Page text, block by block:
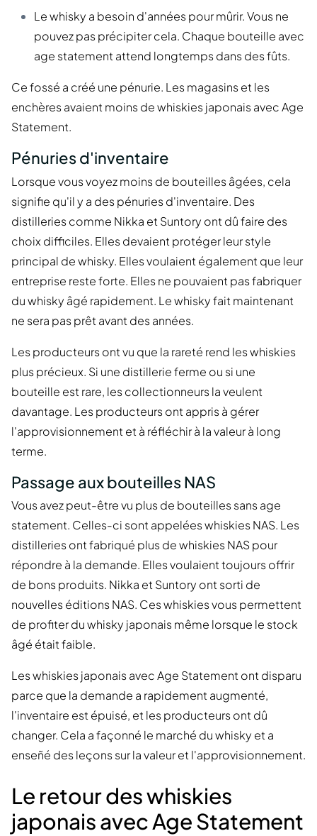
Le whisky a besoin d'années pour mûrir. Vous ne
pouvez pas précipiter cela. Chaque bouteille avec
age statement attend longtemps dans des fûts.
Ce fossé a créé une pénurie. Les magasins et les
enchères avaient moins de whiskies japonais avec Age
Statement.
Pénuries d'inventaire
Lorsque vous voyez moins de bouteilles âgées, cela
signifie qu'il y a des pénuries d'inventaire. Des
distilleries comme Nikka et Suntory ont dû faire des
choix difficiles. Elles devaient protéger leur style
principal de whisky. Elles voulaient également que leur
entreprise reste forte. Elles ne pouvaient pas fabriquer
du whisky âgé rapidement. Le whisky fait maintenant
ne sera pas prêt avant des années.
Les producteurs ont vu que la rareté rend les whiskies
plus précieux. Si une distillerie ferme ou si une
bouteille est rare, les collectionneurs la veulent
davantage. Les producteurs ont appris à gérer
l'approvisionnement et à réfléchir à la valeur à long
terme.
Passage aux bouteilles NAS
Vous avez peut-être vu plus de bouteilles sans age
statement. Celles-ci sont appelées whiskies NAS. Les
distilleries ont fabriqué plus de whiskies NAS pour
répondre à la demande. Elles voulaient toujours offrir
de bons produits. Nikka et Suntory ont sorti de
nouvelles éditions NAS. Ces whiskies vous permettent
de profiter du whisky japonais même lorsque le stock
âgé était faible.
Les whiskies japonais avec Age Statement ont disparu
parce que la demande a rapidement augmenté,
l'inventaire est épuisé, et les producteurs ont dû
changer. Cela a façonné le marché du whisky et a
enseñé des leçons sur la valeur et l'approvisionnement.
Le retour des whiskies
japonais avec Age Statement